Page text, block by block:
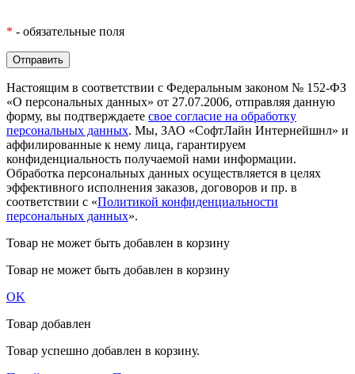
* - обязательные поля
Настоящим в соответствии с Федеральным законом № 152-ФЗ
«О персональных данных» от 27.07.2006, отправляя данную
форму, вы подтверждаете свое согласие на обработку
персональных данных. Мы, ЗАО «СофтЛайн Интернейшнл» и
аффилированные к нему лица, гарантируем
конфиденциальность получаемой нами информации.
Обработка персональных данных осуществляется в целях
эффективного исполнения заказов, договоров и пр. в
соответствии с «Политикой конфиденциальности
персональных данных».
Товар не может быть добавлен в корзину
Товар не может быть добавлен в корзину
OK
Товар добавлен
Товар успешно добавлен в корзину.